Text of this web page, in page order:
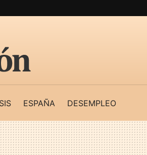
ESPAÑA DESEMPLEO